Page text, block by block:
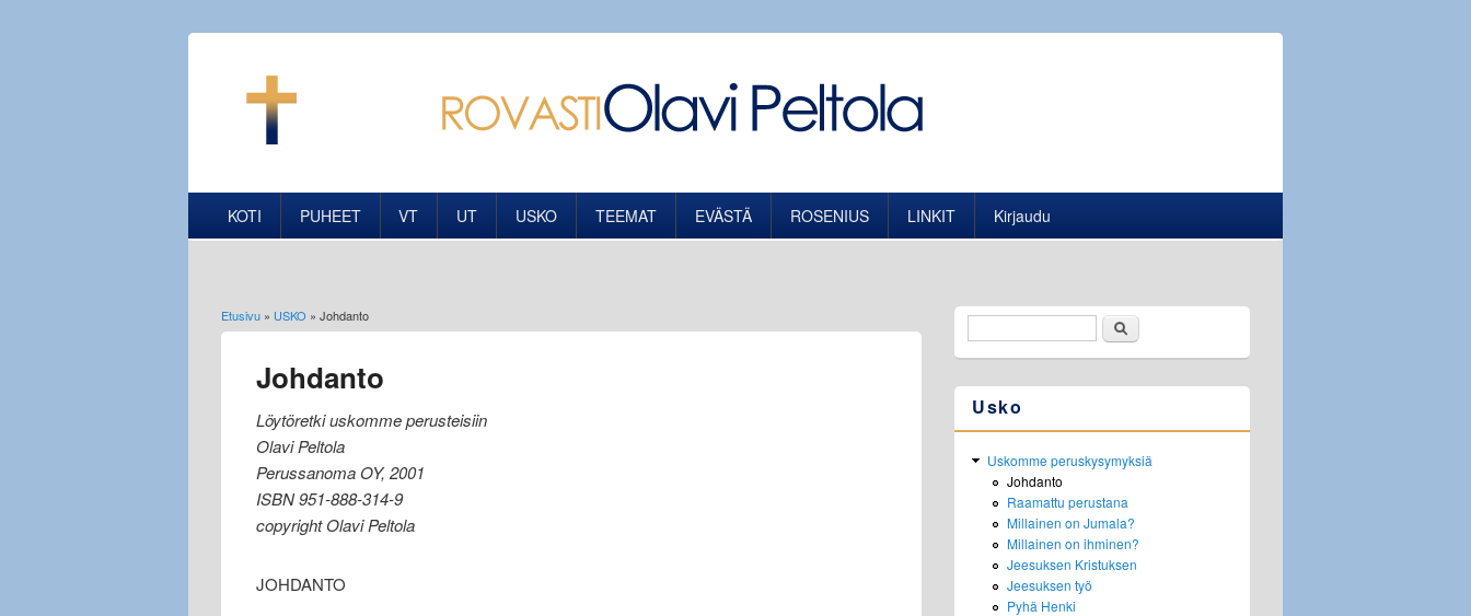
KOTI PUHEET VT UT USKO TEEMAT EVÄSTÄ ROSENIUS LINKIT Kirjaudu
Olet täällä
Etusivu » USKO » Johdanto
Johdanto
Löytöretki uskomme perusteisiin
Olavi Peltola
Perussanoma OY, 2001
ISBN 951-888-314-9
copyright Olavi Peltola
JOHDANTO
HakulomakeEtsi
Usko
Uskomme peruskysymyksiä
Johdanto
Raamattu perustana
Millainen on Jumala?
Millainen on ihminen?
Jeesuksen Kristuksen
Jeesuksen työ
Pyhä Henki